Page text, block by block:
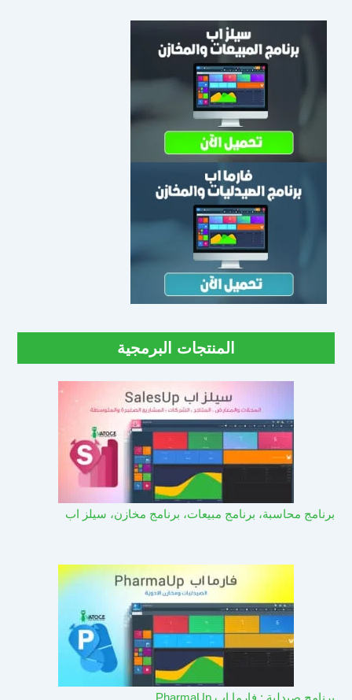
المنتجات البرمجية
برنامج محاسبة، برنامج مبيعات، برنامج مخازن، سيلز اب